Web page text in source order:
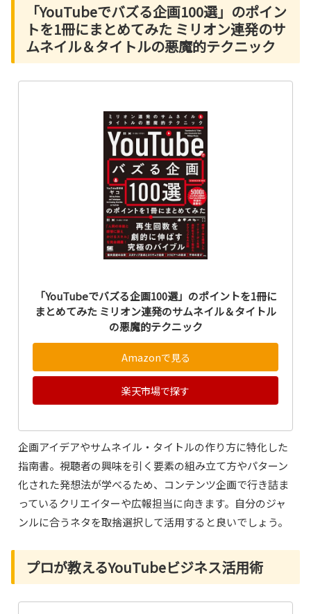
「YouTubeでバズる企画100選」のポイン
トを1冊にまとめてみた ミリオン連発のサ
ムネイル＆タイトルの悪魔的テクニック
「YouTubeでバズる企画100選」のポイントを1冊に
まとめてみた ミリオン連発のサムネイル＆タイトル
の悪魔的テクニック
Amazonで見る
楽天市場で探す
企画アイデアやサムネイル・タイトルの作り方に特化した
指南書。視聴者の興味を引く要素の組み立て方やパターン
化された発想法が学べるため、コンテンツ企画で行き詰ま
っているクリエイターや広報担当に向きます。自分のジャ
ンルに合うネタを取捨選択して活用すると良いでしょう。
プロが教えるYouTubeビジネス活用術